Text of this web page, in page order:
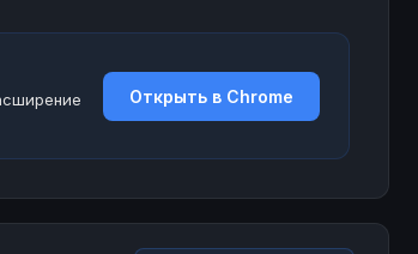
Открыть в Chrome